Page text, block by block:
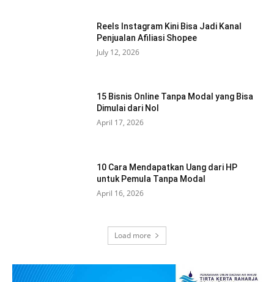
Reels Instagram Kini Bisa Jadi Kanal
Penjualan Afiliasi Shopee
July 12, 2026
15 Bisnis Online Tanpa Modal yang Bisa
Dimulai dari Nol
April 17, 2026
10 Cara Mendapatkan Uang dari HP
untuk Pemula Tanpa Modal
April 16, 2026
Load more